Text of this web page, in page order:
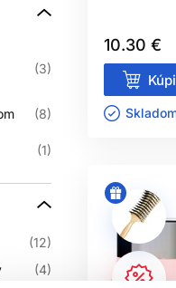
výsledok, a vhodnú
Tepelná ochrana
UV
ovplyvniť pigment aj
vlasy môžu po
farbivo. Pri probléme
3
8
1
12
4
10.30 €
Skladom